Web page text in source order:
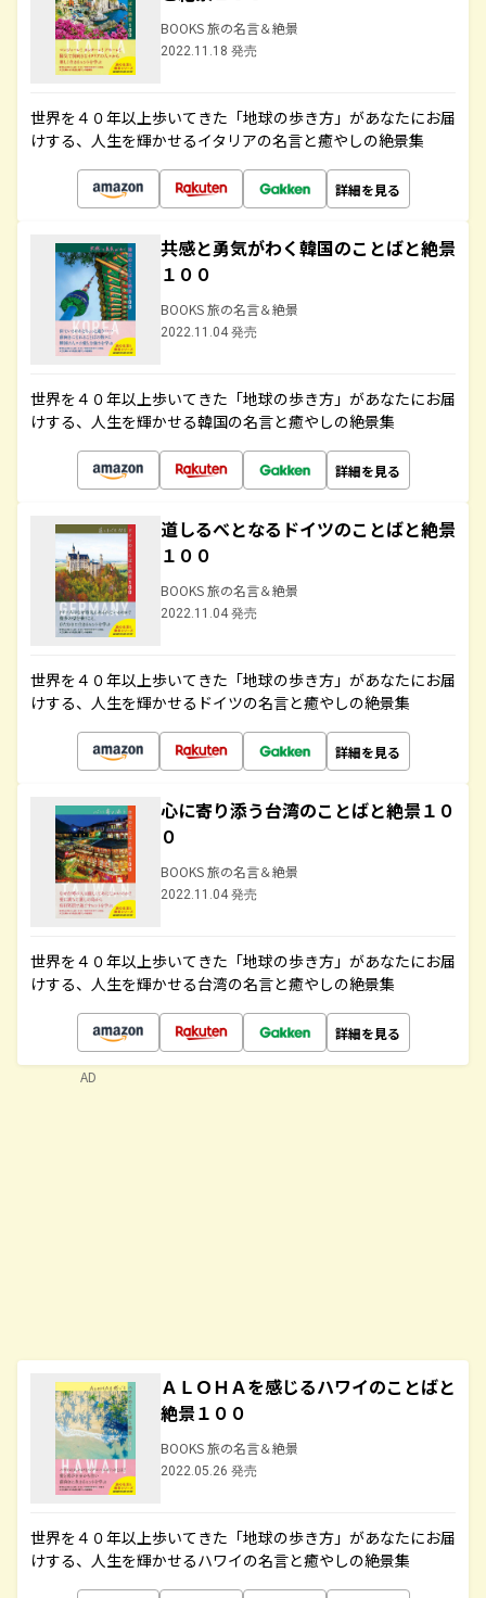
BOOKS 旅の名言＆絶景
2022.11.18 発売
世界を４０年以上歩いてきた「地球の歩き方」があなたにお届
けする、人生を輝かせるイタリアの名言と癒やしの絶景集
詳細を見る
共感と勇気がわく韓国のことばと絶景
１００
BOOKS 旅の名言＆絶景
2022.11.04 発売
世界を４０年以上歩いてきた「地球の歩き方」があなたにお届
けする、人生を輝かせる韓国の名言と癒やしの絶景集
詳細を見る
道しるべとなるドイツのことばと絶景
１００
BOOKS 旅の名言＆絶景
2022.11.04 発売
世界を４０年以上歩いてきた「地球の歩き方」があなたにお届
けする、人生を輝かせるドイツの名言と癒やしの絶景集
詳細を見る
心に寄り添う台湾のことばと絶景１０
０
BOOKS 旅の名言＆絶景
2022.11.04 発売
世界を４０年以上歩いてきた「地球の歩き方」があなたにお届
けする、人生を輝かせる台湾の名言と癒やしの絶景集
詳細を見る
ＡＬＯＨＡを感じるハワイのことばと
絶景１００
BOOKS 旅の名言＆絶景
2022.05.26 発売
世界を４０年以上歩いてきた「地球の歩き方」があなたにお届
けする、人生を輝かせるハワイの名言と癒やしの絶景集
AD